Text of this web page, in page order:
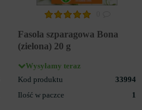
Fasola szparagowa Bona
(zielona) 20 g
Wysyłamy teraz
Kod produktu
33994
Ilość w paczce
1